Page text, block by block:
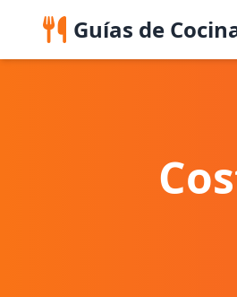
Guías de